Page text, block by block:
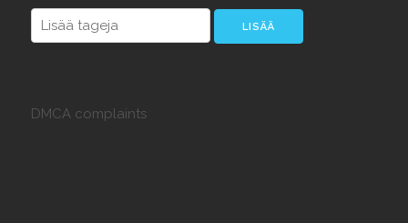
DMCA complaints